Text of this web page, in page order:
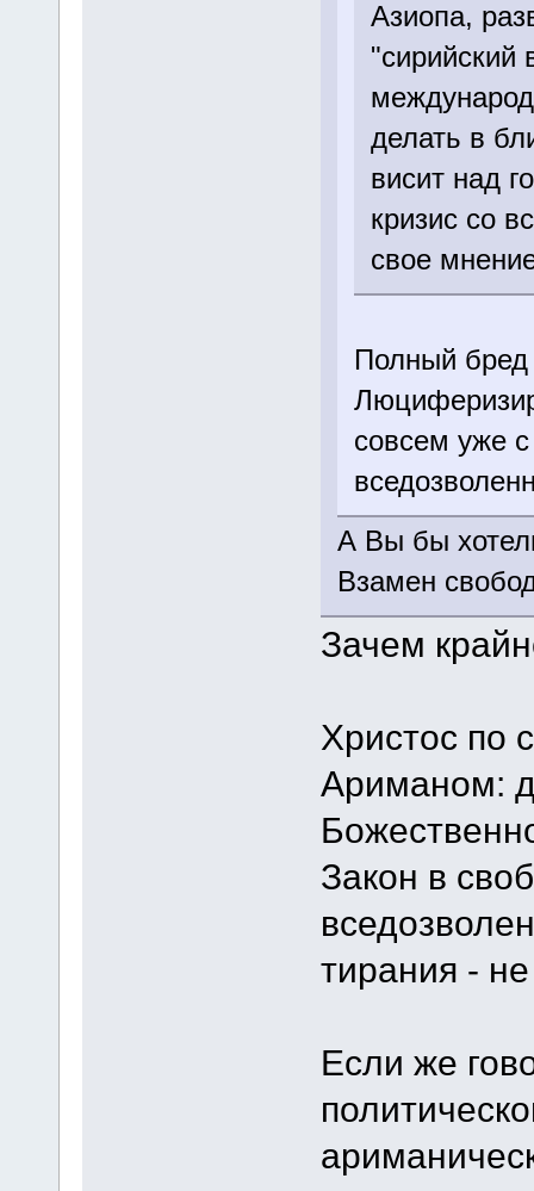
Азиопа,
"сирийский
делать в
висит над
кризис со
свое
Полный бред
совсем уже
А Вы бы
Взамен
Зачем
Христос по
Ариманом:
Закон в
тирания -
Если же